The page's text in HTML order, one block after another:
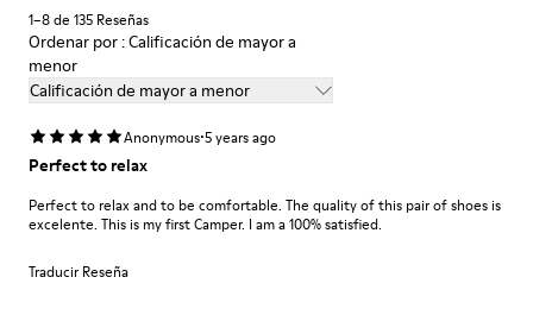
1–8 de 135 Reseñas
Ordenar por : Calificación de mayor a
menor
Calificación de mayor a menor
Anonymous·5 years ago
Perfect to relax
Perfect to relax and to be comfortable. The quality of this pair of shoes is
excelente. This is my first Camper. I am a 100% satisfied.
Traducir Reseña